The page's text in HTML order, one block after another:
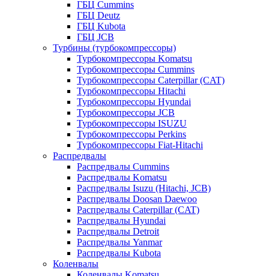
ГБЦ Cummins
ГБЦ Deutz
ГБЦ Kubota
ГБЦ JCB
Турбины (турбокомпрессоры)
Турбокомпрессоры Komatsu
Турбокомпрессоры Cummins
Турбокомпрессоры Caterpillar (CAT)
Турбокомпрессоры Hitachi
Турбокомпрессоры Hyundai
Турбокомпрессоры JCB
Турбокомпрессоры ISUZU
Турбокомпрессоры Perkins
Турбокомпрессоры Fiat-Hitachi
Распредвалы
Распредвалы Cummins
Распредвалы Komatsu
Распредвалы Isuzu (Hitachi, JCB)
Распредвалы Doosan Daewoo
Распредвалы Caterpillar (CAT)
Распредвалы Hyundai
Распредвалы Detroit
Распредвалы Yanmar
Распредвалы Kubota
Коленвалы